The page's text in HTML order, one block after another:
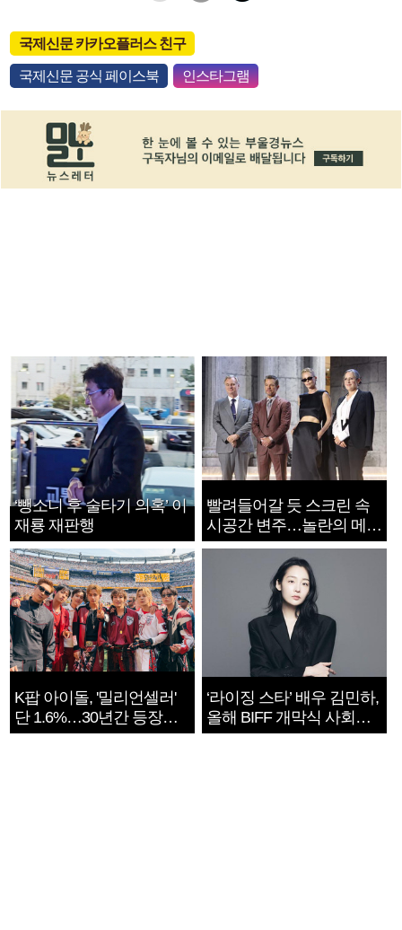
국제신문 카카오플러스 친구
국제신문 공식 페이스북 인스타그램
‘뺑소니 후 술타기 의혹’ 이
재룡 재판행
빨려들어갈 듯 스크린 속
시공간 변주…놀란의 메시
지는 ‘전쟁 속죄’
K팝 아이돌, '밀리언셀러'
단 1.6%…30년간 등장
1182개팀 전수조사
‘라이징 스타’ 배우 김민하,
올해 BIFF 개막식 사회자
확정